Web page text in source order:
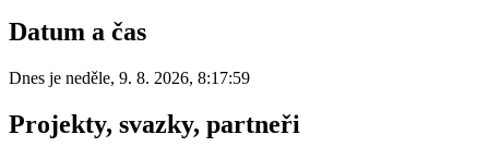
Datum a čas
Dnes je neděle, 9. 8. 2026, 8:17:59
Projekty, svazky, partneři